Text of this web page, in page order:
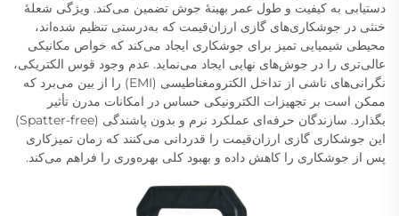
دستیابی به کیفیت و طول عمر بهینهٔ جوش تضمین می‌کند. ویژگی شعلهٔ
خنثی در جوشکاری‌های گازی ارزان‌قیمت که به‌درستی تنظیم شده‌اند،
محیطی شیمیایی تمیز برای جوشکاری ایجاد می‌کند که خواص مکانیکی
عالی‌تری را در جوش‌های نهایی ایجاد می‌نماید. عدم وجود قوس الکتریکی،
نگرانی‌های ناشی از تداخل الکترومغناطیسی (EMI) را از بین می‌برد که
ممکن است بر تجهیزات الکترونیکی حساس در امکانات مدرن تأثیر
بگذارد. سازندگان حرفه‌ای عملکرد نرم و بدون پاشندگی (Spatter-free)
این جوشکاری گازی ارزان‌قیمت را قدردانی می‌کنند که زمان تمیزکاری
پس از جوشکاری را کاهش داده و بهبود کلی بهره‌وری را فراهم می‌کند.